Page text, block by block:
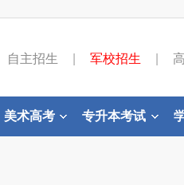
自主招生 军校招生
美术高考 专升本考试